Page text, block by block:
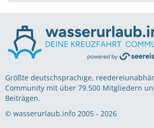
Größte deutschsprachige,
Community mit über 79.500 Mitgliedern
Beiträgen.
© wasserurlaub.info 2005 - 2026